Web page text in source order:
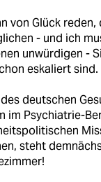
von Glück reden,
- und ich
unwürdigen -
eskaliert sind.
deutschen
im Psychiatrie-
steht